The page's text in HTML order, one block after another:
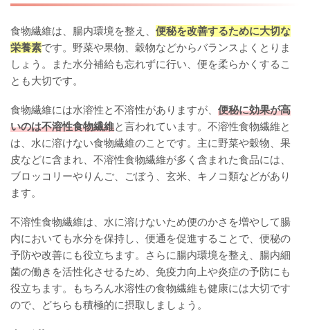
食物繊維は、腸内環境を整え、 便秘を改善するために大切な
栄養素です。野菜や果物、穀物などからバランスよくとりま
しょう。また水分補給も忘れずに行い、便を柔らかくするこ
とも大切です。
食物繊維には水溶性と不溶性がありますが、 便秘に効果が高
いのは不溶性食物繊維と言われています。不溶性食物繊維と
は、水に溶けない食物繊維のことです。主に野菜や穀物、果
皮などに含まれ、不溶性食物繊維が多く含まれた食品には、
ブロッコリーやりんご、ごぼう、玄米、キノコ類などがあり
ます。
不溶性食物繊維は、水に溶けないため便のかさを増やして腸
内においても水分を保持し、便通を促進することで、便秘の
予防や改善にも役立ちます。さらに腸内環境を整え、腸内細
菌の働きを活性化させるため、免疫力向上や炎症の予防にも
役立ちます。もちろん水溶性の食物繊維も健康には大切です
ので、どちらも積極的に摂取しましょう。